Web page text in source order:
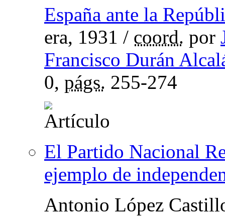
España ante la
era, 1931 / coord. por
Francisco Durán
0, págs. 255-274
El Partido Nacional
ejemplo de
Antonio López